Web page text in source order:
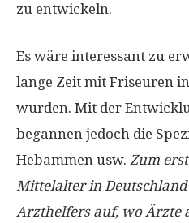
zu entwickeln.
Es wäre interessant zu
lange Zeit mit Friseuren
wurden. Mit der
begannen jedoch die
Hebammen usw. Zum
Mittelalter in Deutschland
Arzthelfers auf, wo Ärzte